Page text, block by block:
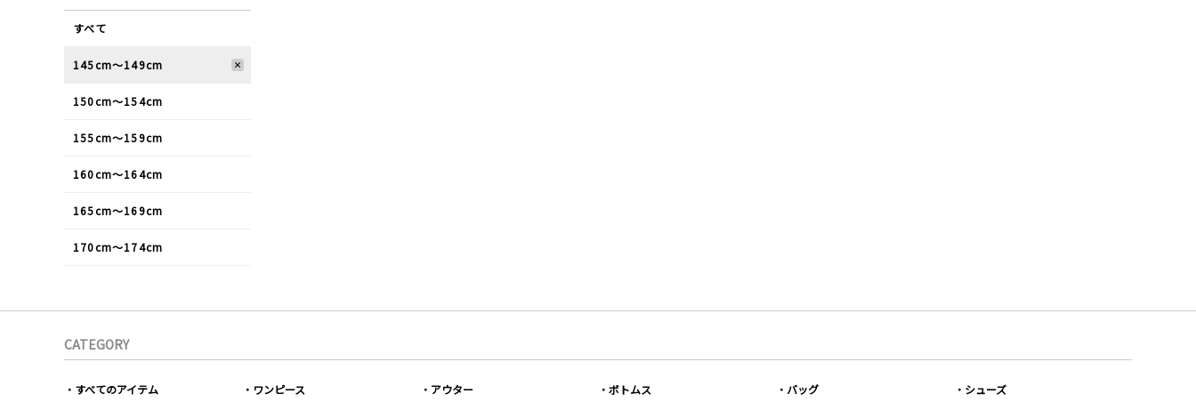
すべて
145cm〜149cm
150cm〜154cm
155cm〜159cm
160cm〜164cm
165cm〜169cm
170cm〜174cm
CATEGORY
すべてのアイテム
ワンピース
アウター
ボトムス
バッグ
シューズ